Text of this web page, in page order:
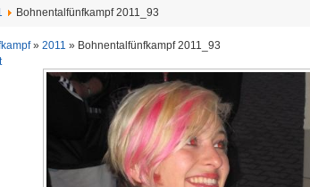
Bohnentalfünfkampf 2011_93
» 2011 » Bohnentalfünfkampf 2011_93